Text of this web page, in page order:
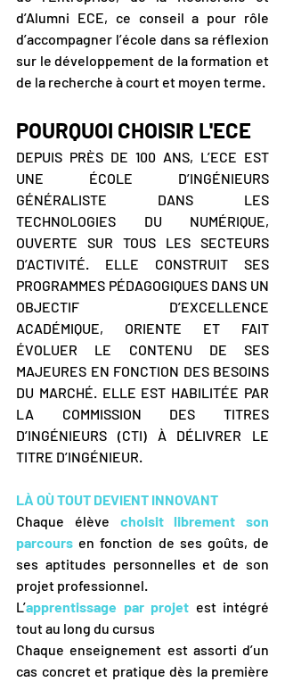
d’Alumni ECE, ce conseil a pour rôle
d’accompagner l’école dans sa réflexion
sur le développement de la formation et
de la recherche à court et moyen terme.
POURQUOI CHOISIR L'ECE
DEPUIS PRÈS DE 100 ANS, L’ECE EST
UNE ÉCOLE D’INGÉNIEURS
GÉNÉRALISTE DANS LES
TECHNOLOGIES DU NUMÉRIQUE,
OUVERTE SUR TOUS LES SECTEURS
D’ACTIVITÉ. ELLE CONSTRUIT SES
PROGRAMMES PÉDAGOGIQUES DANS UN
OBJECTIF D’EXCELLENCE
ACADÉMIQUE, ORIENTE ET FAIT
ÉVOLUER LE CONTENU DE SES
MAJEURES EN FONCTION DES BESOINS
DU MARCHÉ. ELLE EST HABILITÉE PAR
LA COMMISSION DES TITRES
D’INGÉNIEURS (CTI) À DÉLIVRER LE
TITRE D’INGÉNIEUR.
LÀ OÙ TOUT DEVIENT INNOVANT
Chaque élève choisit librement son
parcours en fonction de ses goûts, de
ses aptitudes personnelles et de son
projet professionnel.
L’apprentissage par projet est intégré
tout au long du cursus
Chaque enseignement est assorti d’un
cas concret et pratique dès la première